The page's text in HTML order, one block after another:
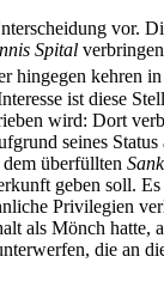
vor.
Spital
hingegen kehren
ist diese
wird: Dort
seines
überfüllten
geben soll.
Privilegien
als Mönch hatte,
die an